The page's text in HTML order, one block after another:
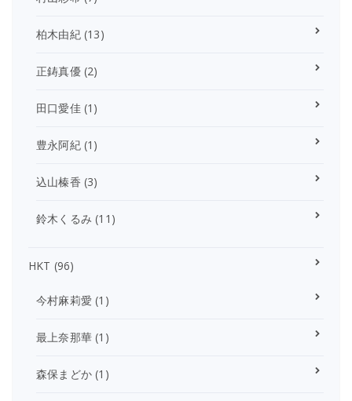
柏木由紀(13)
正鋳真優(2)
田口愛佳(1)
豊永阿紀(1)
込山榛香 (3)
鈴木くるみ (11)
HKT (96)
今村麻莉愛 (1)
最上奈那華 (1)
森保まどか (1)